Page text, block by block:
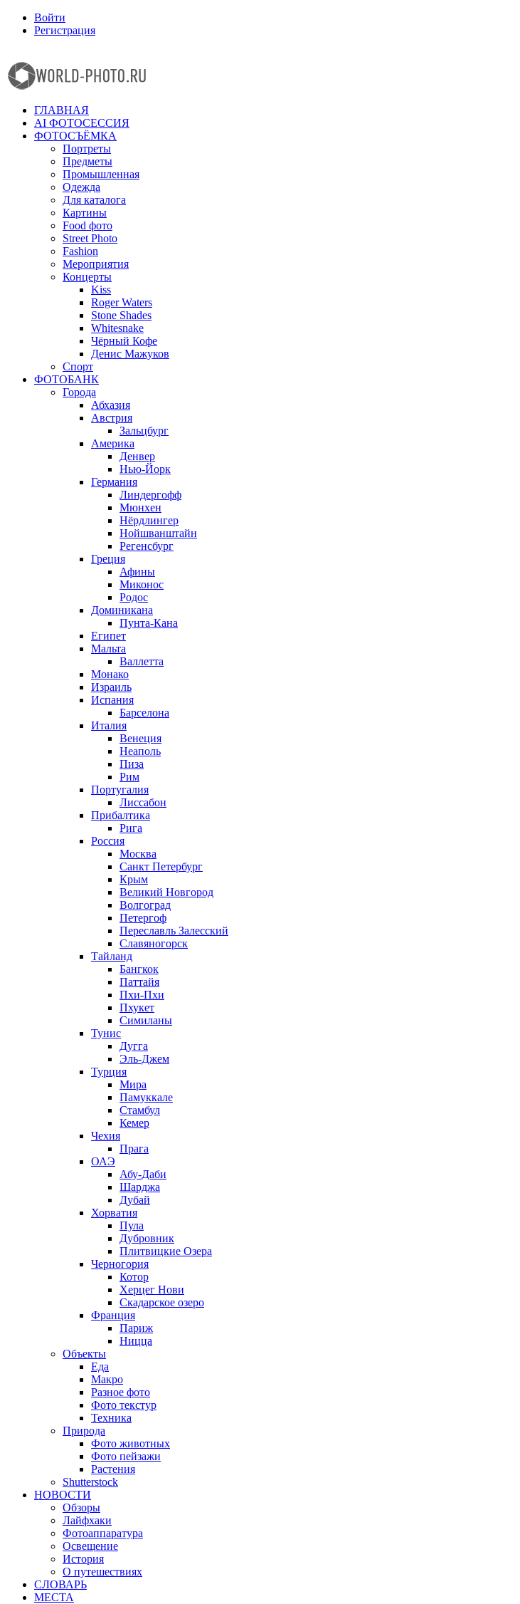
Войти
Регистрация
ГЛАВНАЯ
AI ФОТОСЕССИЯ
ФОТОСЪЁМКА
Портреты
Предметы
Промышленная
Одежда
Для каталога
Картины
Food фото
Street Photo
Fashion
Мероприятия
Концерты
Kiss
Roger Waters
Stone Shades
Whitesnake
Чёрный Кофе
Денис Мажуков
Спорт
ФОТОБАНК
Города
Абхазия
Австрия
Зальцбург
Америка
Денвер
Нью-Йорк
Германия
Линдергофф
Мюнхен
Нёрдлингер
Нойшванштайн
Регенсбург
Греция
Афины
Миконос
Родос
Доминикана
Пунта-Кана
Египет
Мальта
Валлетта
Монако
Израиль
Испания
Барселона
Италия
Венеция
Неаполь
Пиза
Рим
Португалия
Лиссабон
Прибалтика
Рига
Россия
Москва
Санкт Петербург
Крым
Великий Новгород
Волгоград
Петергоф
Переславль Залесский
Славяногорск
Тайланд
Бангкок
Паттайя
Пхи-Пхи
Пхукет
Симиланы
Тунис
Дугга
Эль-Джем
Турция
Мира
Памуккале
Стамбул
Кемер
Чехия
Прага
ОАЭ
Абу-Даби
Шарджа
Дубай
Хорватия
Пула
Дубровник
Плитвицкие Озера
Черногория
Котор
Херцег Нови
Скадарское озеро
Франция
Париж
Ницца
Объекты
Еда
Макро
Разное фото
Фото текстур
Техника
Природа
Фото животных
Фото пейзажи
Растения
Shutterstock
НОВОСТИ
Обзоры
Лайфхаки
Фотоаппаратура
Освещение
История
О путешествиях
CЛОВАРЬ
МЕСТА